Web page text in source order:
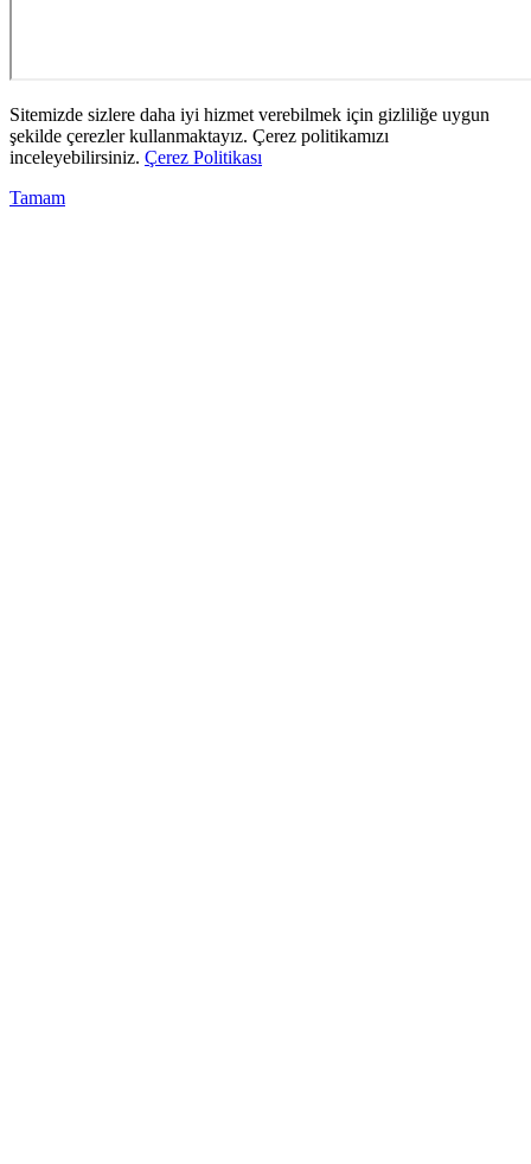
Sitemizde sizlere daha iyi hizmet verebilmek için gizliliğe uygun
şekilde çerezler kullanmaktayız. Çerez politikamızı
inceleyebilirsiniz. Çerez Politikası
Tamam